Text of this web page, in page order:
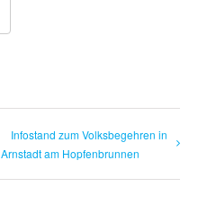
Infostand zum Volksbegehren in
Arnstadt am Hopfenbrunnen